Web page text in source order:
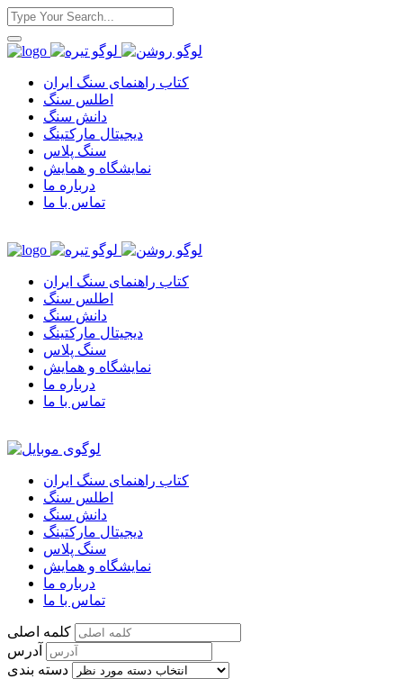
کتاب راهنمای سنگ ایران
اطلس سنگ
دانش سنگ
دیجیتال مارکتینگ
سنگ پلاس
نمایشگاه و همایش
درباره ما
تماس با ما
کتاب راهنمای سنگ ایران
اطلس سنگ
دانش سنگ
دیجیتال مارکتینگ
سنگ پلاس
نمایشگاه و همایش
درباره ما
تماس با ما
کتاب راهنمای سنگ ایران
اطلس سنگ
دانش سنگ
دیجیتال مارکتینگ
سنگ پلاس
نمایشگاه و همایش
درباره ما
تماس با ما
کلمه اصلی
آدرس
دسته بندی